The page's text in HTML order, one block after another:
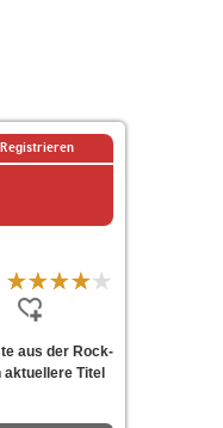
aus der Rock-
Titel